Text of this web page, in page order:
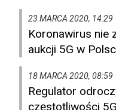
23 MARCA 2020, 14:29
Koronawirus nie
aukcji 5G w
18 MARCA 2020, 08:59
Regulator
częstotliwości 5G